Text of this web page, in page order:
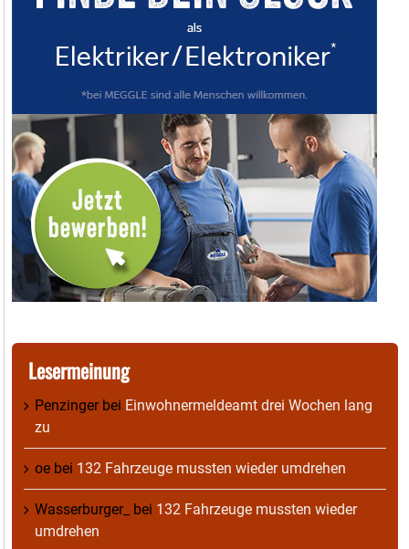
Lesermeinung
Penzingerbei Einwohnermeldeamt drei Wochen lang
zu
oe bei 132 Fahrzeuge mussten wieder umdrehen
Wasserburger_ bei 132 Fahrzeuge mussten wieder
umdrehen